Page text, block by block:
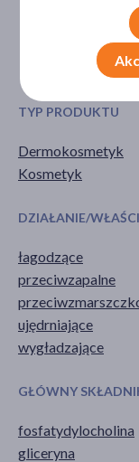
TYP PRODUKTU
Dermokosmetyk
Kosmetyk
DZIAŁANIE/
łagodzące
przeciwzapalne
ujędrniające
wygładzające
GŁÓWNY
fosfatydylocholina
gliceryna